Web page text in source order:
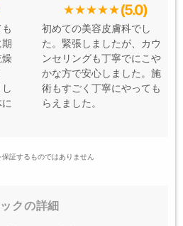
(5.0)
初めての美容皮膚科でし
た。緊張しましたが、カウ
ンセリングも丁寧でにこや
かな方で安心しました。施
術もすごく丁寧にやっても
らえました。
証するものではありません
クの詳細